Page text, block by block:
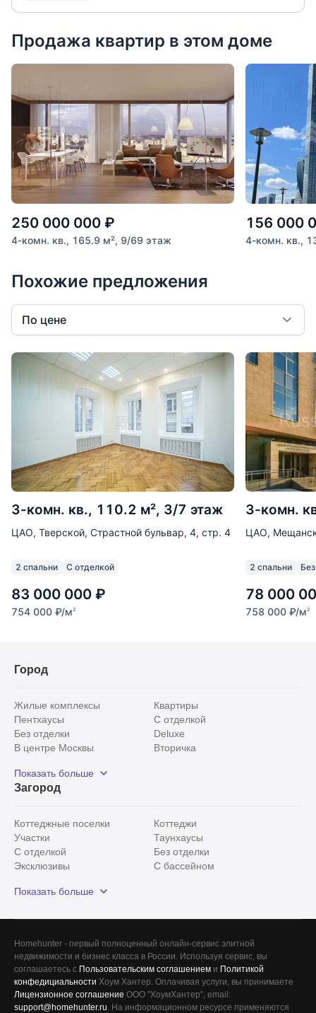
Продажа квартир в этом доме
250 000 000 ₽
4-комн. кв., 165.9 м², 9/69 этаж
156 000
4-комн. кв.,
Похожие предложения
По цене
3-комн. кв., 110.2 м², 3/7 этаж
ЦАО, Тверской, Страстной бульвар, 4, стр. 4
2 спальни С отделкой
83 000 000 ₽
754 000 ₽/м2
3-комн.
ЦАО,
2 спальни
78 000
758 000 ₽/м2
Город
Жилые комплексы
Квартиры
Пентхаусы
С отделкой
Без отделки
Deluxe
В центре Москвы
Вторичка
Рядом с парком
С панорамными окнами
Показать больше
Загород
Коттеджные поселки
Коттеджи
Участки
Таунхаусы
С отделкой
Без отделки
Эксклюзивы
С бассейном
Красногорский район
Показать больше
Homehunter - первый полноценный онлайн-сервис элитной
недвижимости и бизнес класса в России. Используя сервис, вы
соглашаетесь с Пользовательским соглашением и Политикой
конфедициальности Хоум Хантер. Оплачивая услуги, вы принимаете
Лицензионное соглашение ООО "ХоумХантер", email:
support@homehunter.ru. На информационном ресурсе применяются
Все
Сегодня
Вчера